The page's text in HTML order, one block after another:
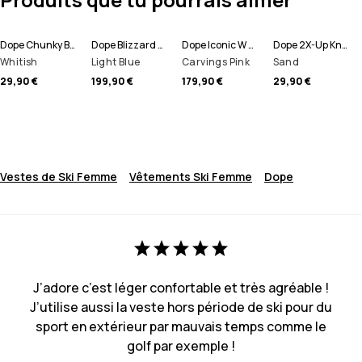
Dope Chunky Bonnet
Whitish
29,90 €
Dope Blizzard W Full Zip Veste Snowboard Femme
Light Blue
199,90 €
Dope Iconic W Pantalon de Snowboard Femme
Carvings Pink
179,90 €
Dope 2X-Up Knitted Tour de cou
Sand
29,90 €
Vestes de Ski Femme Vêtements Ski Femme Dope
J’adore c’est léger confortable et très agréable !
J’utilise aussi la veste hors période de ski pour du
sport en extérieur par mauvais temps comme le
golf par exemple !